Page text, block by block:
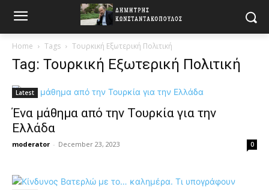
Home Tags Τουρκική Εξωτερική Πολιτική
Tag: Τουρκική Εξωτερική Πολιτική
Latest
Ένα μάθημα από την Τουρκία για την
Ελλάδα
moderator - December 23, 2023 0